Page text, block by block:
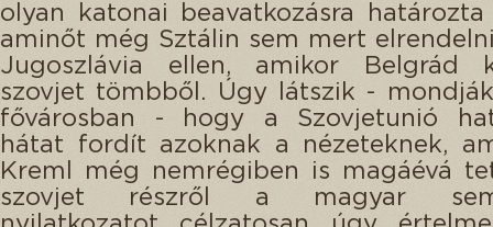
olyan katonai beavatkozásra
aminőt még Sztálin sem mert
Jugoszlávia ellen, amikor Belgrád
szovjet tömbből. Úgy látszik -
fővárosban - hogy a Szovjetunió
hátat fordít azoknak a nézeteknek,
Kreml még nemrégiben is magáévá
szovjet részről a magyar